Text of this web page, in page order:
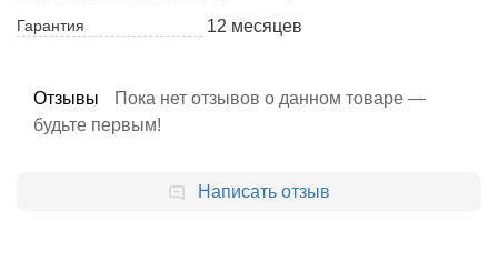
Гарантия 12 месяцев
Отзывы
Пока нет отзывов о данном товаре —
будьте первым!
Написать отзыв